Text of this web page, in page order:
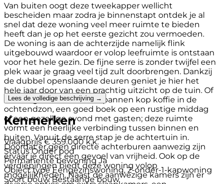
Van buiten oogt deze tweekapper wellicht
bescheiden maar zodra je binnenstapt ontdek je al
snel dat deze woning veel meer ruimte te bieden
heeft dan je op het eerste gezicht zou vermoeden.
De woning is aan de achterzijde namelijk flink
uitgebouwd waardoor er volop leefruimte is ontstaan
voor het hele gezin. De fijne serre is zonder twijfel een
plek waar je graag veel tijd zult doorbrengen. Dankzij
de dubbel openslaande deuren geniet je hier het
hele jaar door van een prachtig uitzicht op de tuin. Of
het nu gaat om een ontspannen kop koffie in de
ochtendzon, een goed boek op een rustige middag
of een gezellige avond met gasten; deze ruimte
vormt een heerlijke verbinding tussen binnen en
buiten. Vanuit de serre stap je de achtertuin in.
Doordat er geen directe achterburen aanwezig zijn
ervaar je direct een gevoel van vrijheid. Ook op de
verdiepingen biedt deze woning volop
mogelijkheden. Naast de aanwezige kamers zijn er
Lees de volledige beschrijving →
Kenmerken
Vraagprijs € 359.000 k.k.
Status Onder bod
Permanente bewoning Ja
Object type Eengezinswoning, 2-onder-1-kapwoning
Soort bouw Bestaande bouw